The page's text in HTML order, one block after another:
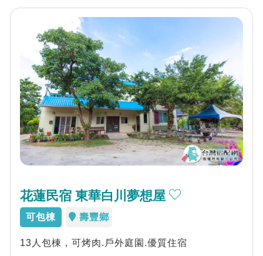
花蓮民宿 東華白川夢想屋
可包棟 壽豐鄉
13人包棟，可烤肉.戶外庭園.優質住宿